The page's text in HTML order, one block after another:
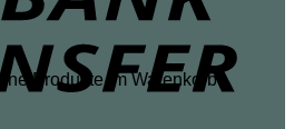
Produkte im Warenkorb.